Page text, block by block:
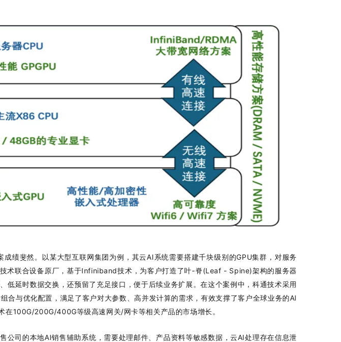
绩斐然。以某大型互联网集团为例，其云AI系统需要搭建千块级别的GPU集群，对服务
术联合设备原厂，基于Infiniband技术，为客户打造了叶-脊(Leaf - Spine)架构的服务器
低延时数据交换，还预留了充足接口，便于后续业务扩展。在这个案例中，科通技术采用
合与优化配置，满足了客户对大参数、高并发计算的需求，有效支撑了客户全球业务的AI
在100G/200G/400G等级高速网关/网卡等相关产品的市场增长。
公司的本地AI销售辅助系统，需要处理邮件、产品资料等敏感数据，云AI处理存在信息泄